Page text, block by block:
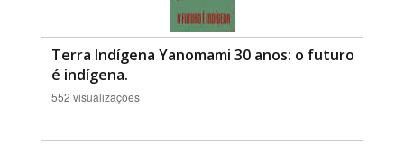
Terra Indígena Yanomami 30 anos: o futuro
é indígena.
552 visualizações